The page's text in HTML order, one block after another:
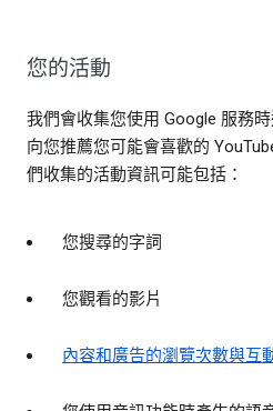
您的活動
我們會收集您使用 Google 服務
向您推薦您可能會喜歡的
們收集的活動資訊可能包括：
您搜尋的字詞
您觀看的影片
內容和廣告的瀏覽次數與互